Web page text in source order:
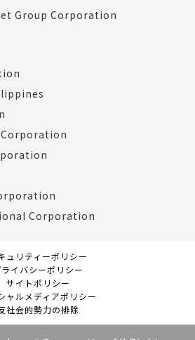
Group Corporation
Corporation
ュリティーポリシー
イバシーポリシー
サイトポリシー
ャルメディアポリシー
社会的勢力の排除